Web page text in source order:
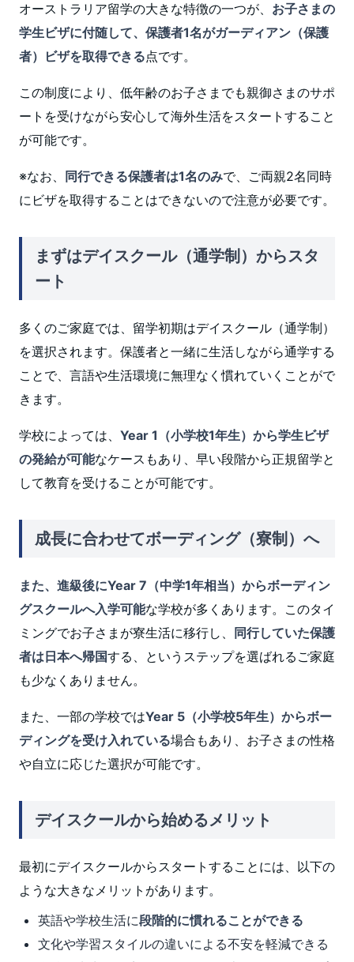
オーストラリア留学の大きな特徴の一つが、 お子さまの
学生ビザに付随して、保護者1名がガーディアン（保護
者）ビザを取得できる点です。
この制度により、低年齢のお子さまでも親御さまのサポ
ートを受けながら安心して海外生活をスタートすること
が可能です。
※なお、 同行できる保護者は1名のみで、ご両親2名同時
にビザを取得することはできないので注意が必要です。
まずはデイスクール（通学制）からスタ
ート
多くのご家庭では、留学初期はデイスクール（通学制）
を選択されます。保護者と一緒に生活しながら通学する
ことで、言語や生活環境に無理なく慣れていくことがで
きます。
学校によっては、 Year 1（小学校1年生）から学生ビザ
の発給が可能なケースもあり、早い段階から正規留学と
して教育を受けることが可能です。
成長に合わせてボーディング（寮制）へ
また、進級後にYear 7（中学1年相当）からボーディン
グスクールへ入学可能な学校が多くあります。このタイ
ミングでお子さまが寮生活に移行し、
同行していた保護
者は日本へ帰国する、というステップを選ばれるご家庭
も少なくありません。
また、一部の学校ではYear 5（小学校5年生）からボー
ディングを受け入れている場合もあり、お子さまの性格
や自立に応じた選択が可能です。
デイスクールから始めるメリット
最初にデイスクールからスタートすることには、以下の
ような大きなメリットがあります。
英語や学校生活に段階的に慣れることができる
文化や学習スタイルの違いによる不安を軽減できる